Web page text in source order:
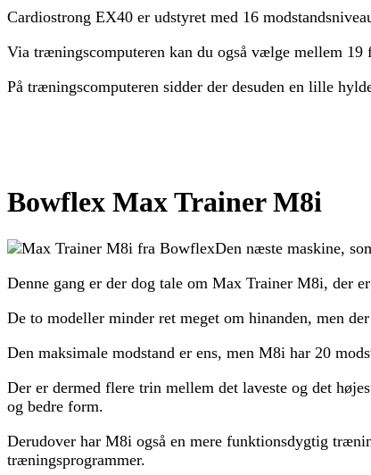
Cardiostrong EX40 er udstyret med 16
Via træningscomputeren kan du også vælge mellem
På træningscomputeren sidder der desuden en lille
Bowflex Max Trainer M8i
Den næste maskine,
Denne gang er der dog tale om Max Trainer M8i, der
De to modeller minder ret meget om hinanden, men
Den maksimale modstand er ens, men M8i har 20
Der er dermed flere trin mellem det laveste og det
og bedre form.
Derudover har M8i også en mere funktionsdygtig
træningsprogrammer.